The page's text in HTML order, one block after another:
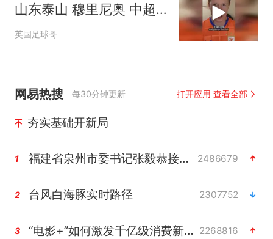
山东泰山 穆里尼奥 中超
英式幽默 老外
英国足球哥
网易热搜 每30分钟更新 打开应用 查看全部
夯实基础开新局
1 福建省泉州市委书记张毅恭接受纪律审查和监察调查 2486679
2 台风白海豚实时路径 2307752
3 “电影+”如何激发千亿级消费新活力？ 2268816